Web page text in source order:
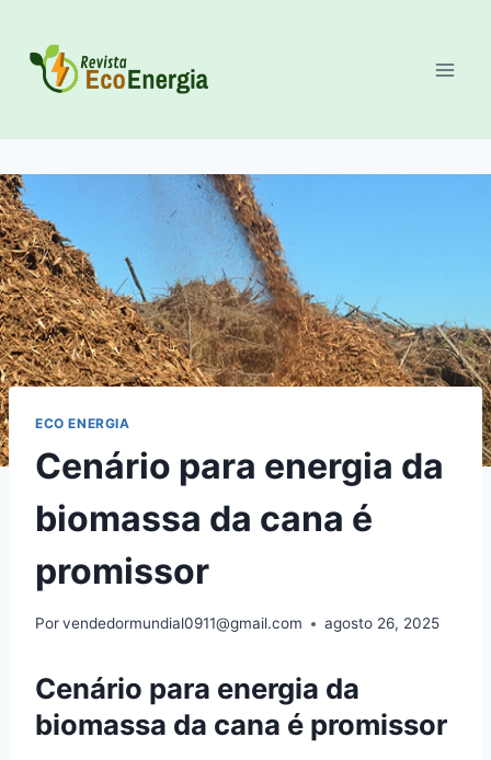
ECO ENERGIA
Cenário para energia da
biomassa da cana é
promissor
Porvendedormundial0911@gmail.com agosto 26, 2025
Cenário para energia da
biomassa da cana é promissor